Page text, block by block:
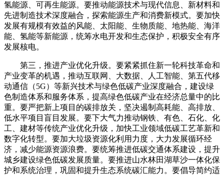
氢能源、可再生能源。要推动能源技术与现代信息、新材料和
先进制造技术深度融合，探索能源生产和消费新模式。要加快
发展有规模有效益的风能、太阳能、生物质能、地热能、海洋
能、氢能等新能源，统筹水电开发和生态保护，积极安全有序
发展核电。
第三，推进产业优化升级。要紧紧抓住新一轮科技革命和
产业变革的机遇，推动互联网、大数据、人工智能、第五代移
动通信（5G）等新兴技术与绿色低碳产业深度融合，建设绿
色制造体系和服务体系，提高绿色低碳产业在经济总量中的比
重。要严把新上项目的碳排放关，坚决遏制高耗能、高排放、
低水平项目盲目发展。要下大气力推动钢铁、有色、石化、化
工、建材等传统产业优化升级，加快工业领域低碳工艺革新和
数字化转型。要加大垃圾资源化利用力度，大力发展循环经
济，减少能源资源浪费。要统筹推进低碳交通体系建设，提升
城乡建设绿色低碳发展质量。要推进山水林田湖草沙一体化保
护和系统治理，巩固和提升生态系统碳汇能力。要倡导简约适